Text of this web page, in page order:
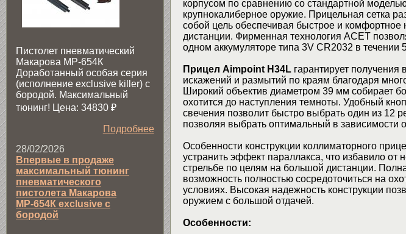
корпусом по сравнению со стандартной
крупнокалиберное оружие. Прицельная сетка
собой цель обеспечивая быстрое и
дистанции. Фирменная технология ACET
одном аккумуляторе типа 3V CR2032 в течении
Прицел Aimpoint H34Lгарантирует получения
искажений и размытий по краям благодаря
Широкий объектив диаметром 39 мм собирает
охотится до наступления темноты. Удобный
свечения позволит быстро выбрать один из 12
позволяя выбрать оптимальный в зависимости
Особенности конструкции коллиматорного
устранить эффект параллакса, что избавило от
стрельбе по целям на большой дистанции.
возможность полностью сосредоточиться на
условиях. Высокая надежность конструкции
оружием с большой отдачей.
Особенности:
Пистолет пневматический
Макарова МР-654К
Доработанный особая серия
(исполнение exclusive killer) с
бородой. Максимальный
тюнинг! Цена: 34830 ₽
Подробнее
28/02/2026
Впервые в продаже
максимальный тюнинг
пневматического
пистолета Макарова
МР-654К exclusive с
бородой